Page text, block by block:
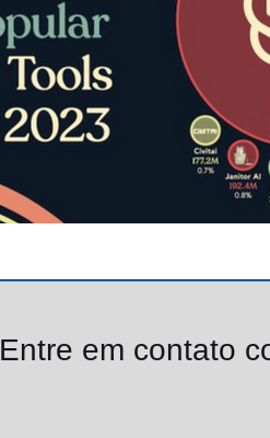
Entre em contato